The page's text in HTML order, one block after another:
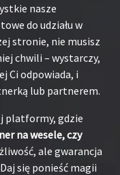
nasze
do udziału w
stronie, nie musisz
chwili – wystarczy,
Ci odpowiada, i
lub partnerem.
platformy, gdzie
na wesele, czy
ale gwarancja
się ponieść magii